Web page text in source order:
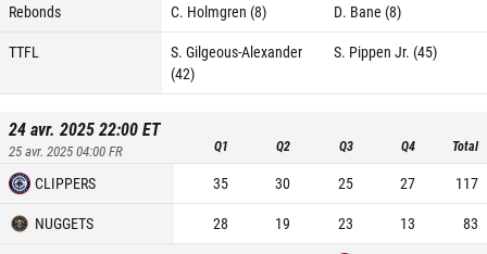
Rebonds C. Holmgren (8)
D. Bane (8)
TTFL
S. Gilgeous-Alexander
(42)
S. Pippen Jr. (45)
24 avr. 2025 22:00ET
25 avr. 2025 04:00FR Q1 Q2 Q3 Q4 Total
CLIPPERS 35 30 25 27
117
NUGGETS
28 19 23 13 83